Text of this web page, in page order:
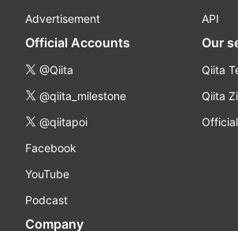
Advertisement
API
Official Accounts
@Qiita
@qiita_milestone
@qiitapoi
Facebook
YouTube
Podcast
Our
Qiita
Qiita
Company